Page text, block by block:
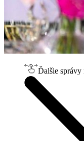
Ďalšie správy